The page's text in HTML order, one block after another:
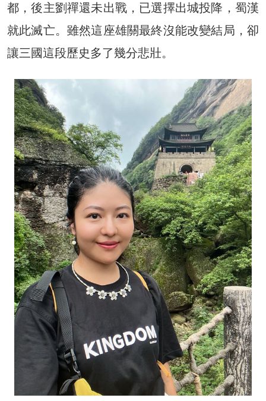
都，後主劉禪還未出戰，已選擇出城投降，蜀漢
就此滅亡。雖然這座雄關最終沒能改變結局，卻
讓三國這段歷史多了幾分悲壯。